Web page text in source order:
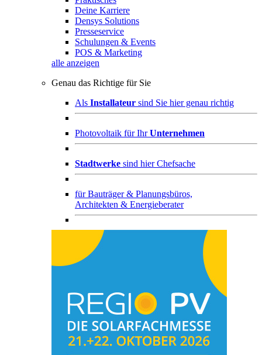
Deine Karriere
Densys Solutions
Presseservice
Schulungen & Events
POS & Marketing
alle anzeigen
Genau das Richtige für Sie
Als Installateur sind Sie hier genau richtig
Photovoltaik für IhrUnternehmen
Stadtwerke sind hier Chefsache
fürBauträger & Planungsbüros,
Architekten & Energieberater